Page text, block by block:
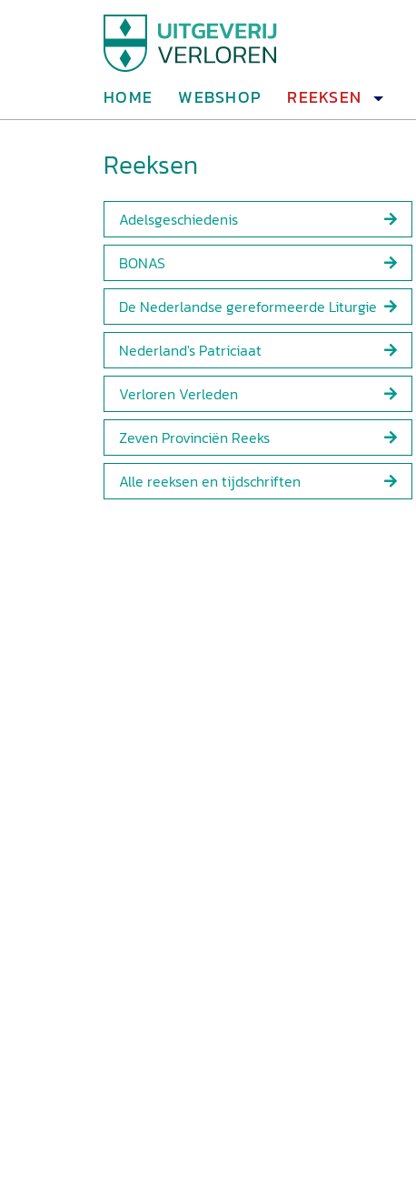
HOME WEBSHOP REEKSEN
Reeksen
Adelsgeschiedenis
BONAS
De Nederlandse gereformeerde Liturgie
Nederland's Patriciaat
Verloren Verleden
Zeven Provinciën Reeks
Alle reeksen en tijdschriften